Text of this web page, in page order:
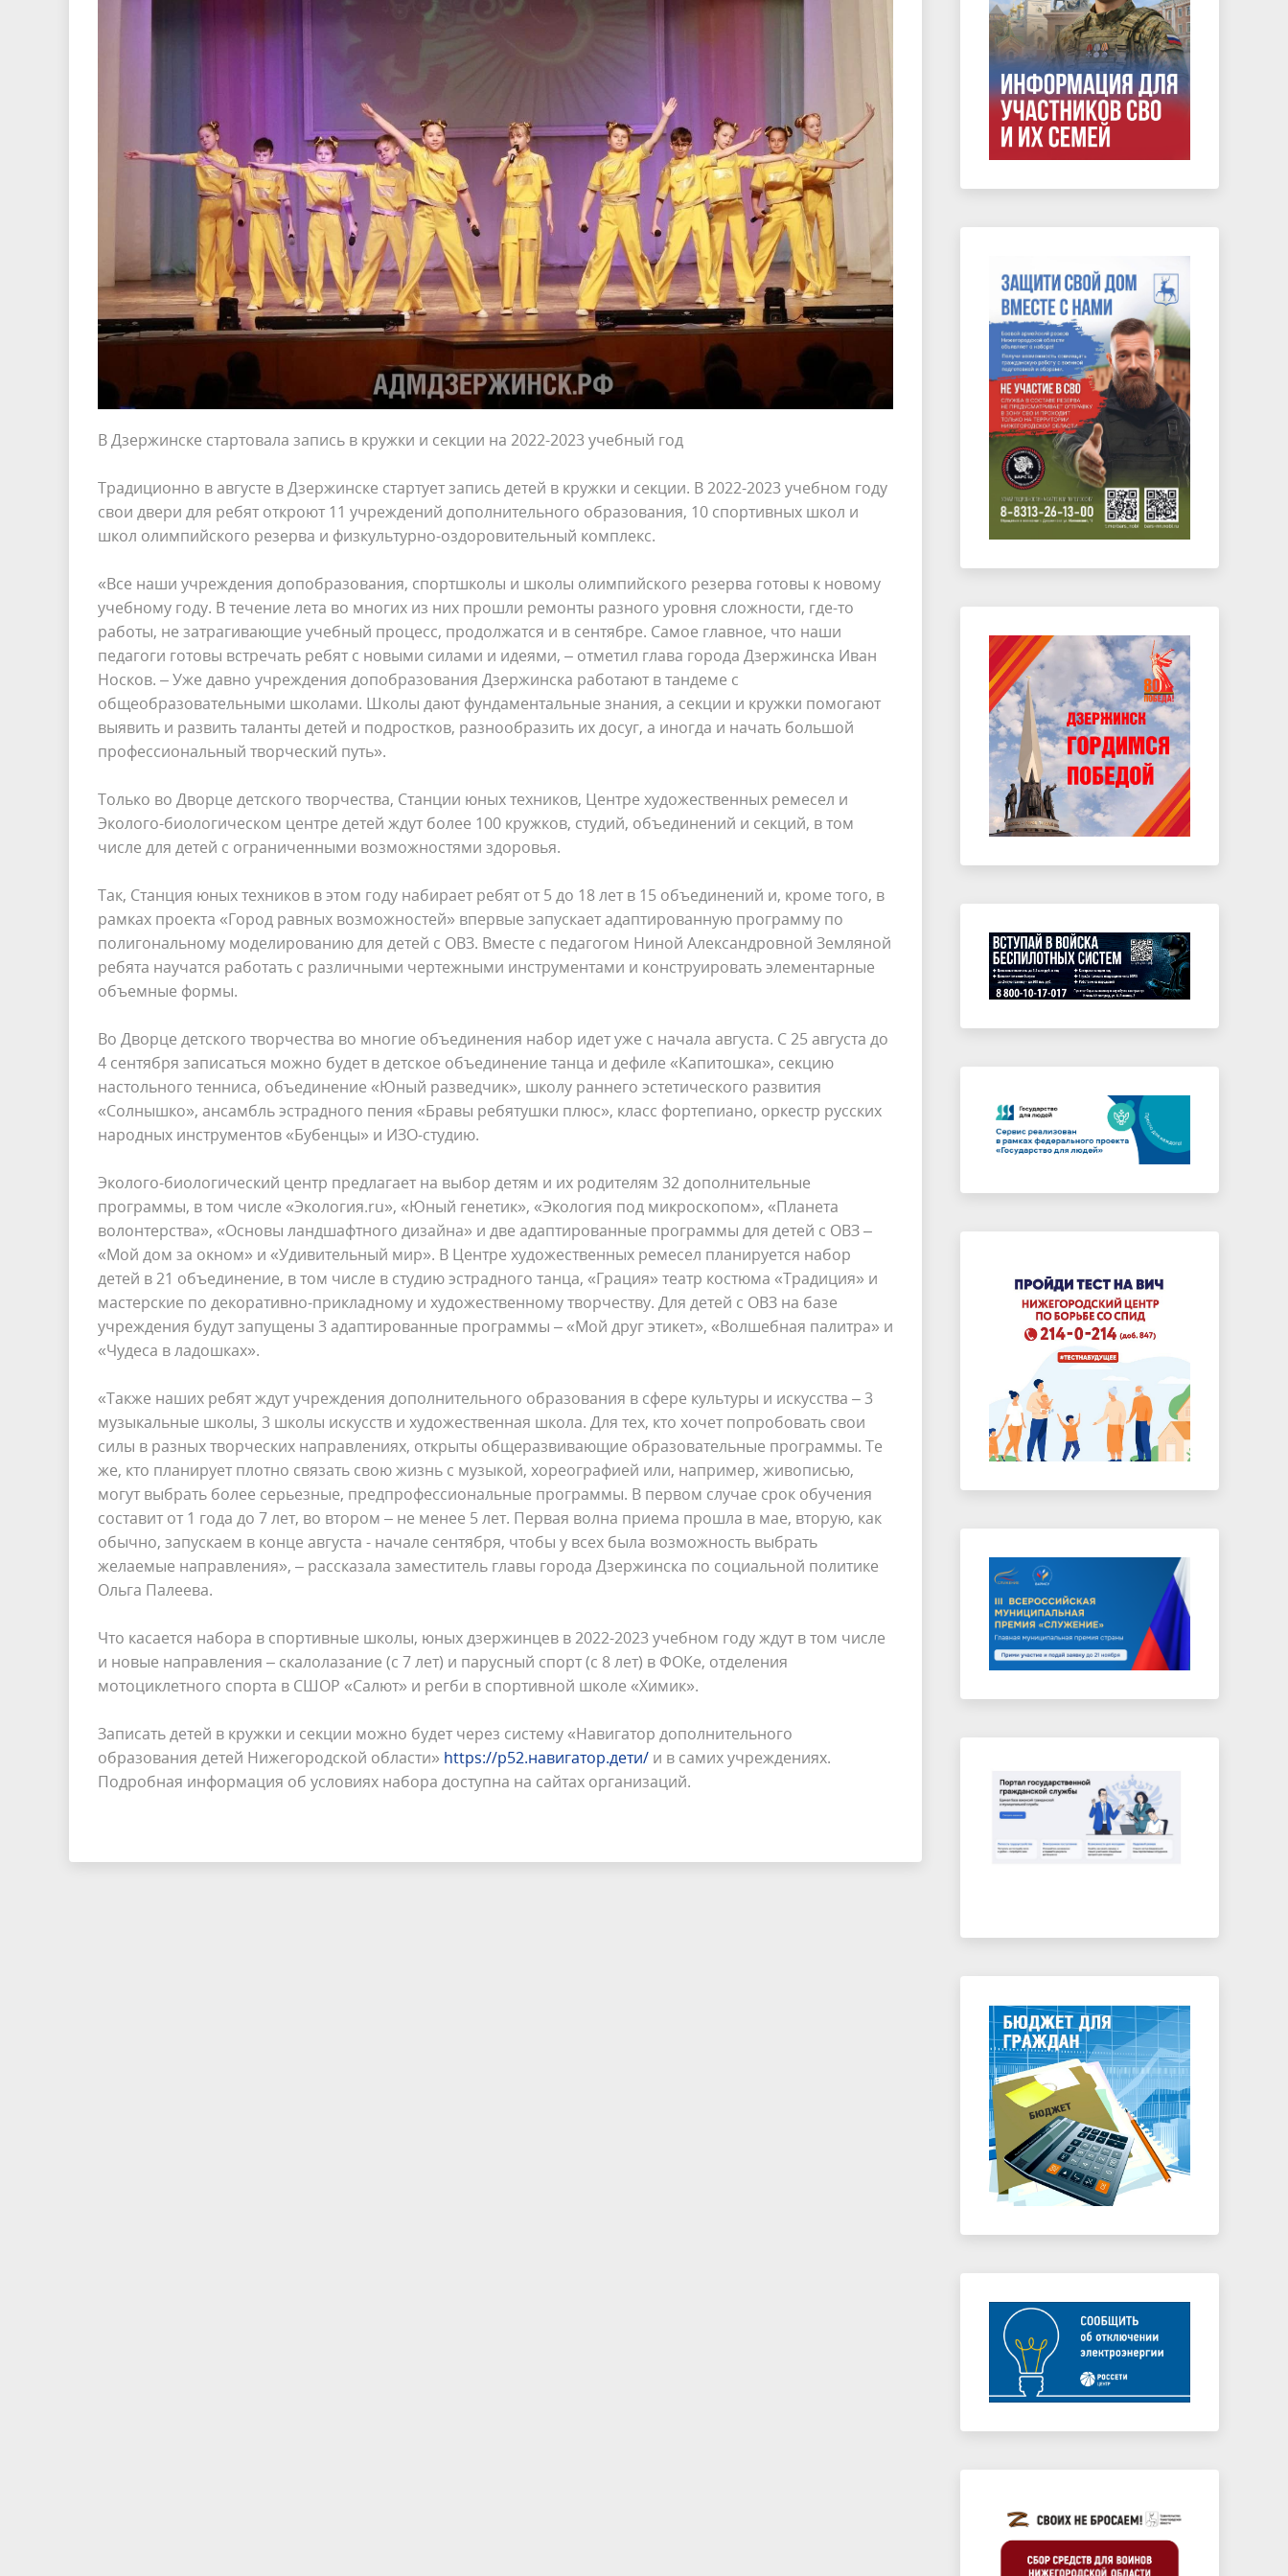
В Дзержинске стартовала запись в кружки и секции на 2022-2023 учебный год
Традиционно в августе в Дзержинске стартует запись детей в кружки и секции. В 2022-2023 учебном году
свои двери для ребят откроют 11 учреждений дополнительного образования, 10 спортивных школ и
школ олимпийского резерва и физкультурно-оздоровительный комплекс.
«Все наши учреждения допобразования, спортшколы и школы олимпийского резерва готовы к новому
учебному году. В течение лета во многих из них прошли ремонты разного уровня сложности, где-то
работы, не затрагивающие учебный процесс, продолжатся и в сентябре. Самое главное, что наши
педагоги готовы встречать ребят с новыми силами и идеями, – отметил глава города Дзержинска Иван
Носков. – Уже давно учреждения допобразования Дзержинска работают в тандеме с
общеобразовательными школами. Школы дают фундаментальные знания, а секции и кружки помогают
выявить и развить таланты детей и подростков, разнообразить их досуг, а иногда и начать большой
профессиональный творческий путь».
Только во Дворце детского творчества, Станции юных техников, Центре художественных ремесел и
Эколого-биологическом центре детей ждут более 100 кружков, студий, объединений и секций, в том
числе для детей с ограниченными возможностями здоровья.
Так, Станция юных техников в этом году набирает ребят от 5 до 18 лет в 15 объединений и, кроме того, в
рамках проекта «Город равных возможностей» впервые запускает адаптированную программу по
полигональному моделированию для детей с ОВЗ. Вместе с педагогом Ниной Александровной Земляной
ребята научатся работать с различными чертежными инструментами и конструировать элементарные
объемные формы.
Во Дворце детского творчества во многие объединения набор идет уже с начала августа. С 25 августа до
4 сентября записаться можно будет в детское объединение танца и дефиле «Капитошка», секцию
настольного тенниса, объединение «Юный разведчик», школу раннего эстетического развития
«Солнышко», ансамбль эстрадного пения «Бравы ребятушки плюс», класс фортепиано, оркестр русских
народных инструментов «Бубенцы» и ИЗО-студию.
Эколого-биологический центр предлагает на выбор детям и их родителям 32 дополнительные
программы, в том числе «Экология.ru», «Юный генетик», «Экология под микроскопом», «Планета
волонтерства», «Основы ландшафтного дизайна» и две адаптированные программы для детей с ОВЗ –
«Мой дом за окном» и «Удивительный мир». В Центре художественных ремесел планируется набор
детей в 21 объединение, в том числе в студию эстрадного танца, «Грация» театр костюма «Традиция» и
мастерские по декоративно-прикладному и художественному творчеству. Для детей с ОВЗ на базе
учреждения будут запущены 3 адаптированные программы – «Мой друг этикет», «Волшебная палитра» и
«Чудеса в ладошках».
«Также наших ребят ждут учреждения дополнительного образования в сфере культуры и искусства – 3
музыкальные школы, 3 школы искусств и художественная школа. Для тех, кто хочет попробовать свои
силы в разных творческих направлениях, открыты общеразвивающие образовательные программы. Те
же, кто планирует плотно связать свою жизнь с музыкой, хореографией или, например, живописью,
могут выбрать более серьезные, предпрофессиональные программы. В первом случае срок обучения
составит от 1 года до 7 лет, во втором – не менее 5 лет. Первая волна приема прошла в мае, вторую, как
обычно, запускаем в конце августа - начале сентября, чтобы у всех была возможность выбрать
желаемые направления», – рассказала заместитель главы города Дзержинска по социальной политике
Ольга Палеева.
Что касается набора в спортивные школы, юных дзержинцев в 2022-2023 учебном году ждут в том числе
и новые направления – скалолазание (с 7 лет) и парусный спорт (с 8 лет) в ФОКе, отделения
мотоциклетного спорта в СШОР «Салют» и регби в спортивной школе «Химик».
Записать детей в кружки и секции можно будет через систему «Навигатор дополнительного
образования детей Нижегородской области» https://р52.навигатор.дети/ и в самих учреждениях.
Подробная информация об условиях набора доступна на сайтах организаций.